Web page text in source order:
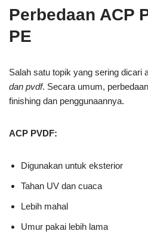
Perbedaan ACP
PE
Salah satu topik yang sering dicari
dan pvdf. Secara umum,
finishing dan penggunaannya.
ACP PVDF:
Digunakan untuk eksterior
Tahan UV dan cuaca
Lebih mahal
Umur pakai lebih lama